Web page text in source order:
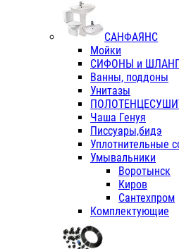
САНФАЯНС
Мойки
СИФОНЫ и
Ванны, поддоны
Унитазы
Чаша Генуя
Писсуары,бидэ
Уплотнительные
Умывальники
Воротынск
Киров
Сантехпром
Комплектующие